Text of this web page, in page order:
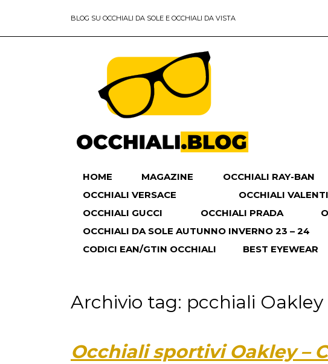
BLOG SU OCCHIALI DA SOLE E OCCHIALI DA VISTA
HOME MAGAZINE OCCHIALI RAY-BAN
OCCHIALI VERSACE
OCCHIALI
OCCHIALI GUCCI
OCCHIALI PRADA
OCCHIALI DA SOLE AUTUNNO INVERNO 23 – 24
CODICI EAN/GTIN OCCHIALI
BEST EYEWEAR
Archivio tag: pcchiali
Occhiali sportivi Oakley –